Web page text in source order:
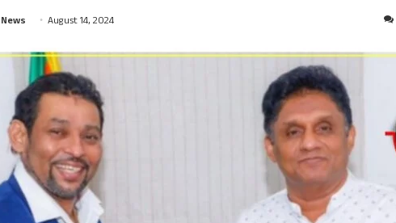
August 14, 2024